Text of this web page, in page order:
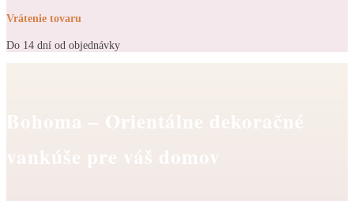
Vrátenie tovaru
Do 14 dní od objednávky
Bohoma – Orientálne dekoračné
vankúše pre váš domov